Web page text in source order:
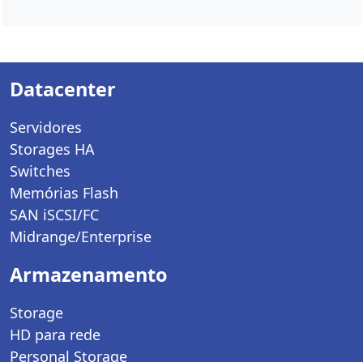
Datacenter
Servidores
Storages HA
Switches
Memórias Flash
SAN iSCSI/FC
Midrange/Enterprise
Armazenamento
Storage
HD para rede
Personal Storage